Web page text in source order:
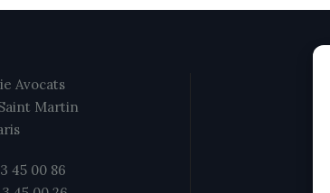
Avocats
Martin
45 00 86